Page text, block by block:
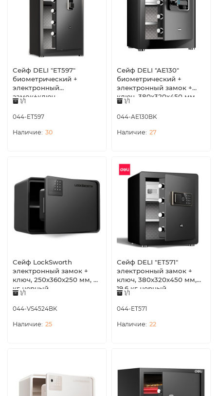
Сейф DELI "ET597"
биометрический +
электронный
замок+ключ,
480х420х800 мм, 38,4 кг,
черный
1/1
044-ET597
30
Сейф DELI "AE130"
биометрический +
электронный замок +
ключ, 380х320х450 мм,
21,9 кг, черный
1/1
044-AE130BK
27
Сейф LockSworth
электронный замок +
ключ, 250х360х250 мм, 6
кг, черный
1/1
044-VS4524BK
25
Сейф DELI "ET571"
электронный замок +
ключ, 380х320х450 мм,
19,6 кг, черный
1/1
044-ET571
22